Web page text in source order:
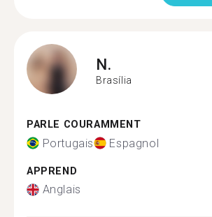
N.
Brasília
PARLE COURAMMENT
Portugais Espagnol
APPREND
Anglais